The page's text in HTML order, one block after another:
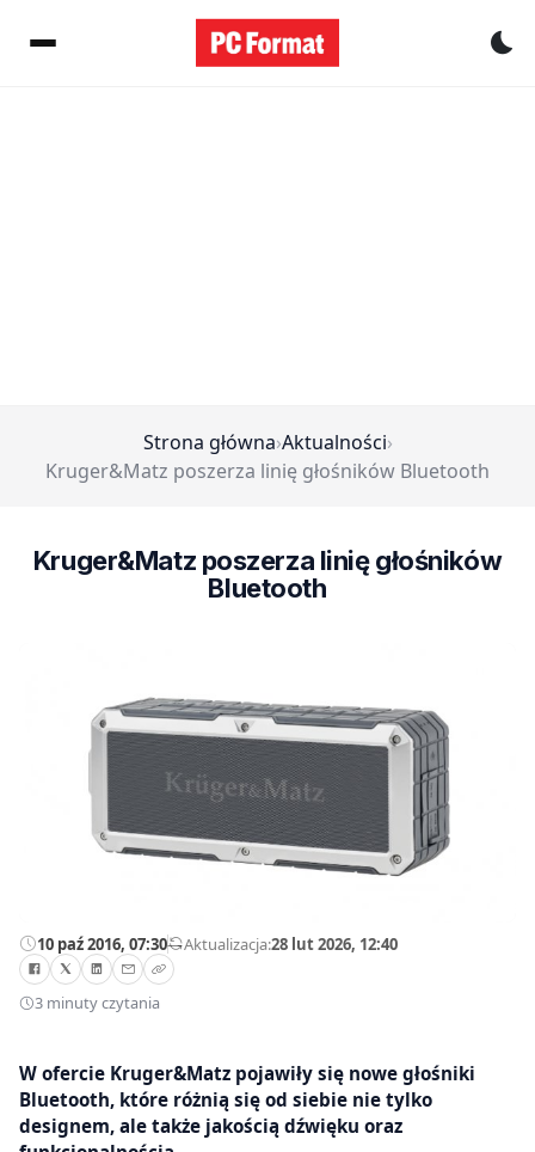
Strona główna›Aktualności›
Kruger&Matz poszerza linię głośników Bluetooth
Kruger&Matz poszerza linię głośników
Bluetooth
10 paź 2016, 07:30—Aktualizacja:28 lut 2026, 12:40
3 minuty czytania
W ofercie Kruger&Matz pojawiły się nowe głośniki
Bluetooth, które różnią się od siebie nie tylko
designem, ale także jakością dźwięku oraz